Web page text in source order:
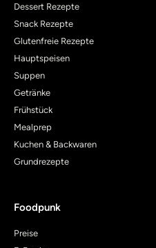
Dessert Rezepte
Snack Rezepte
Glutenfreie Rezepte
Hauptspeisen
Suppen
Getränke
Frühstück
Mealprep
Kuchen & Backwaren
Grundrezepte
Foodpunk
Preise